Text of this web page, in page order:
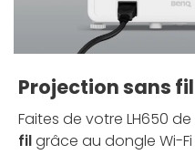
Projection sans
Faites de votre LH650 de
filgrâce au dongle Wi-